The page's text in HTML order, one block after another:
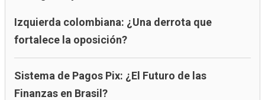
Izquierda colombiana: ¿Una derrota que
fortalece la oposición?
Sistema de Pagos Pix: ¿El Futuro de las
Finanzas en Brasil?